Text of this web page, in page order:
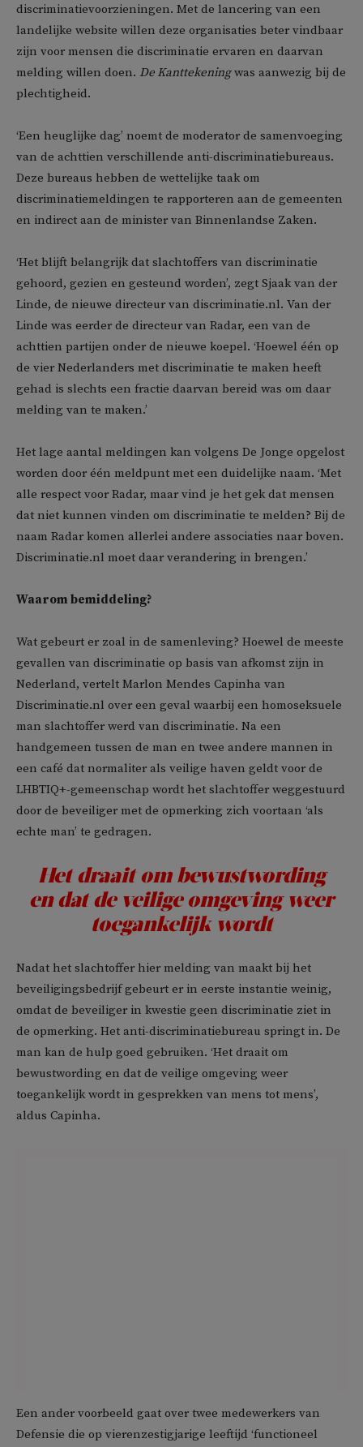
discriminatievoorzieningen. Met de lancering van een
landelijke website willen deze organisaties beter vindbaar
zijn voor mensen die discriminatie ervaren en daarvan
melding willen doen. De Kanttekeningwas aanwezig bij de
plechtigheid.
‘Een heuglijke dag’ noemt de moderator de samenvoeging
van de achttien verschillende anti-discriminatiebureaus.
Deze bureaus hebben de wettelijke taak om
discriminatiemeldingen te rapporteren aan de gemeenten
en indirect aan de minister van Binnenlandse Zaken.
‘Het blijft belangrijk dat slachtoffers van discriminatie
gehoord, gezien en gesteund worden’, zegt Sjaak van der
Linde, de nieuwe directeur van discriminatie.nl. Van der
Linde was eerder de directeur van Radar, een van de
achttien partijen onder de nieuwe koepel. ‘Hoewel één op
de vier Nederlanders met discriminatie te maken heeft
gehad is slechts een fractie daarvan bereid was om daar
melding van te maken.’
Het lage aantal meldingen kan volgens De Jonge opgelost
worden door één meldpunt met een duidelijke naam. ‘Met
alle respect voor Radar, maar vind je het gek dat mensen
dat niet kunnen vinden om discriminatie te melden? Bij de
naam Radar komen allerlei andere associaties naar boven.
Discriminatie.nl moet daar verandering in brengen.’
Waarom bemiddeling?
Wat gebeurt er zoal in de samenleving? Hoewel de meeste
gevallen van discriminatie op basis van afkomst zijn in
Nederland, vertelt Marlon Mendes Capinha van
Discriminatie.nl over een geval waarbij een homoseksuele
man slachtoffer werd van discriminatie. Na een
handgemeen tussen de man en twee andere mannen in
een café dat normaliter als veilige haven geldt voor de
LHBTIQ+-gemeenschap wordt het slachtoffer weggestuurd
door de beveiliger met de opmerking zich voortaan ‘als
echte man’ te gedragen.
Het draait om bewustwording
en dat de veilige omgeving weer
toegankelijk wordt
Nadat het slachtoffer hier melding van maakt bij het
beveiligingsbedrijf gebeurt er in eerste instantie weinig,
omdat de beveiliger in kwestie geen discriminatie ziet in
de opmerking. Het anti-discriminatiebureau springt in. De
man kan de hulp goed gebruiken. ‘Het draait om
bewustwording en dat de veilige omgeving weer
toegankelijk wordt in gesprekken van mens tot mens’,
aldus Capinha.
Een ander voorbeeld gaat over twee medewerkers van
Defensie die op vierenzestigjarige leeftijd ‘functioneel